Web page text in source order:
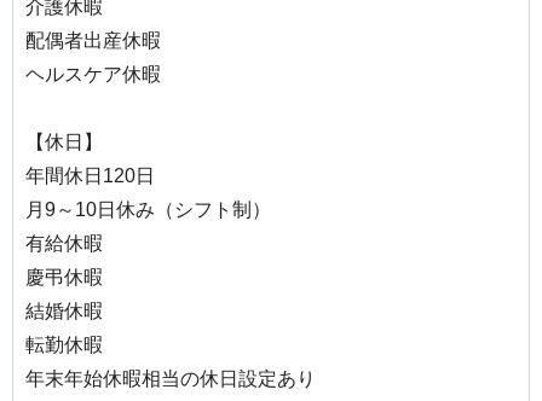
介護休暇
配偶者出産休暇
ヘルスケア休暇
【休日】
年間休日120日
月9～10日休み（シフト制）
有給休暇
慶弔休暇
結婚休暇
転勤休暇
年末年始休暇相当の休日設定あり